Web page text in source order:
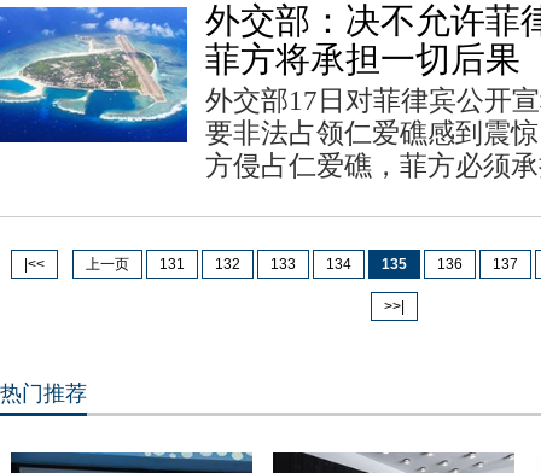
外交部：决不允许菲
菲方将承担一切后果
外交部17日对菲律宾公开
要非法占领仁爱礁感到震
方侵占仁爱礁，菲方必须
|<< 上一页 131 132 133 134 135 136 137
>>|